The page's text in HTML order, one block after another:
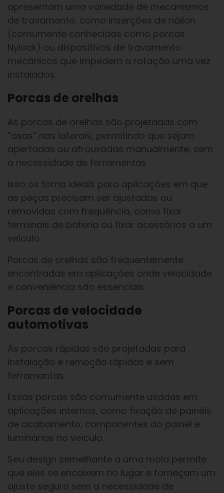
apresentam uma variedade de mecanismos
de travamento, como inserções de náilon
(comumente conhecidas como porcas
Nylock) ou dispositivos de travamento
mecânicos que impedem a rotação uma vez
instalados.
Porcas de orelhas
As porcas de orelhas são projetadas com
“asas” nas laterais, permitindo que sejam
apertadas ou afrouxadas manualmente, sem
a necessidade de ferramentas.
Isso os torna ideais para aplicações em que
as peças precisam ser ajustadas ou
removidas com frequência, como fixar
terminais de bateria ou fixar acessórios a um
veículo.
Porcas de orelhas são frequentemente
encontradas em aplicações onde velocidade
e conveniência são essenciais.
Porcas de velocidade
automotivas
As porcas rápidas são projetadas para
instalação e remoção rápidas e sem
ferramentas.
Essas porcas são comumente usadas em
aplicações internas, como fixação de painéis
de acabamento, componentes do painel e
luminárias no veículo.
Seu design semelhante a uma mola permite
que eles se encaixem no lugar e forneçam um
ajuste seguro sem a necessidade de